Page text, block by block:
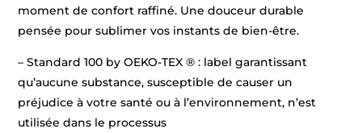
moment de confort raffiné. Une douceur durable
pensée pour sublimer vos instants de bien-être.
– Standard 100 by OEKO-TEX ® : label garantissant
qu’aucune substance, susceptible de causer un
préjudice à votre santé ou à l’environnement, n’est
utilisée dans le processus